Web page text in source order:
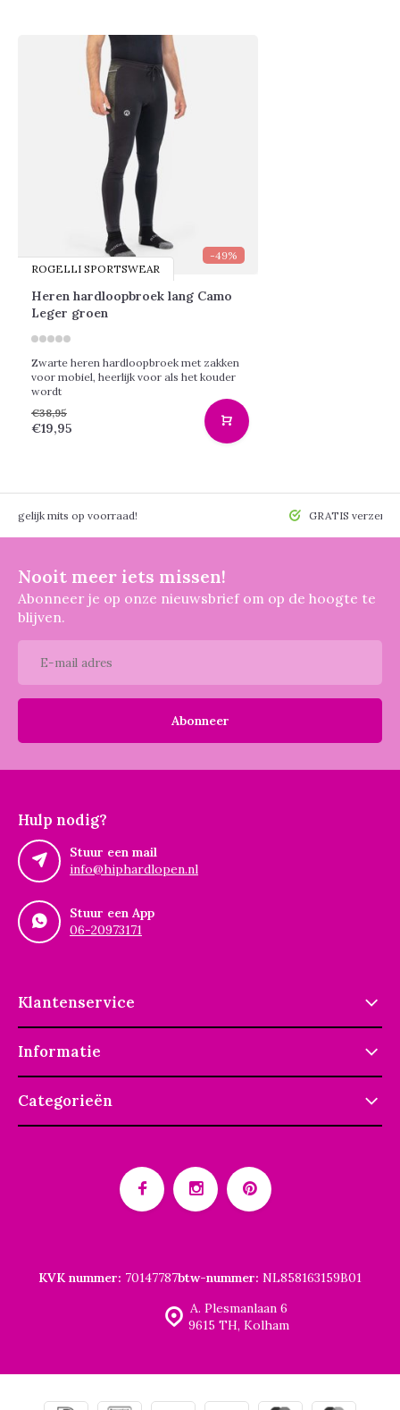
-49%
ROGELLI SPORTSWEAR
Heren hardloopbroek lang Camo
Leger groen
Zwarte heren hardloopbroek met zakken
voor mobiel, heerlijk voor als het kouder
wordt
€38,95
€19,95
mits op voorraad! GRATIS
Nooit meer iets missen!
Abonneer je op onze nieuwsbrief om op de hoogte te
blijven.
Abonneer
Hulp nodig?
Stuur een mail
info@hiphardlopen.nl
Stuur een App
06-20973171
Klantenservice
Informatie
Categorieën
A. Plesmanlaan 6
9615 TH, Kolham
KVK nummer: 70147787btw-nummer: NL858163159B01